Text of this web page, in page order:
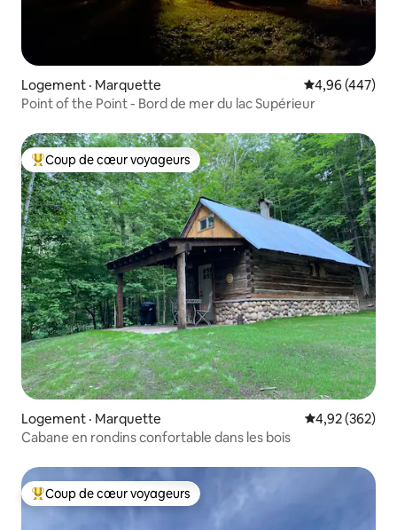
Logement · Marquette Note
4,96 (447)
Point of the Point - Bord de mer du lac Supérieur
Coup de cœur voyageurs parmi les plus aimés
Coup de cœur voyageurs
Logement · Marquette Note
4,92 (362)
Cabane en rondins confortable dans les bois
Coup de cœur voyageurs parmi les plus aimés
Coup de cœur voyageurs